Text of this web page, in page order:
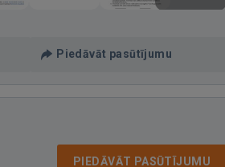
Piedāvāt pasūtījumu
PIEDĀVĀT PASŪTĪJUMU